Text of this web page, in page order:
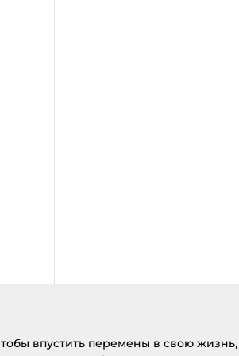
впустить перемены в свою жизнь,